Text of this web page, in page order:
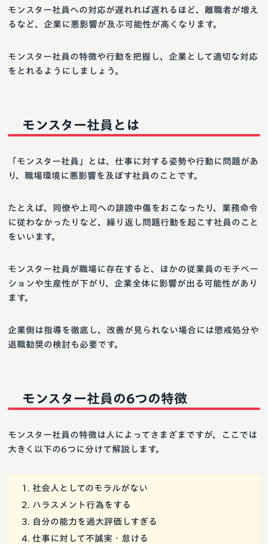
モンスター社員への対応が遅れれば遅れるほど、離職者が増え
るなど、企業に悪影響が及ぶ可能性が高くなります。
モンスター社員の特徴や行動を把握し、企業として適切な対応
をとれるようにしましょう。
モンスター社員とは
「モンスター社員」とは、仕事に対する姿勢や行動に問題があ
り、職場環境に悪影響を及ぼす社員のことです。
たとえば、同僚や上司への誹謗中傷をおこなったり、業務命令
に従わなかったりなど、繰り返し問題行動を起こす社員のこと
をいいます。
モンスター社員が職場に存在すると、ほかの従業員のモチベー
ションや生産性が下がり、企業全体に影響が出る可能性があり
ます。
企業側は指導を徹底し、改善が見られない場合には懲戒処分や
退職勧奨の検討も必要です。
モンスター社員の6つの特徴
モンスター社員の特徴は人によってさまざまですが、ここでは
大きく以下の6つに分けて解説します。
社会人としてのモラルがない
ハラスメント行為をする
自分の能力を過大評価しすぎる
仕事に対して不誠実・怠ける